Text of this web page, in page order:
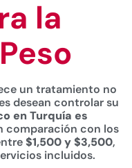
la
un tratamiento no
desean controlar su
en Turquía es
comparación con los
$1,500 y $3,500,
incluidos.